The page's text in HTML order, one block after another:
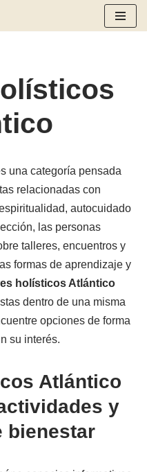
una categoría pensada
relacionadas con
autocuidado
las personas
talleres, encuentros y
formas de aprendizaje y
holísticos Atlántico
dentro de una misma
opciones de forma
su interés.
Atlántico
y
bienestar